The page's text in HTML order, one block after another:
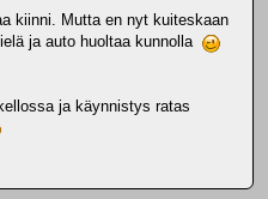
kiinni. Mutta en nyt kuiteskaan
ja auto huoltaa kunnolla
ja käynnistys ratas